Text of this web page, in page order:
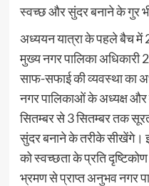
स्वच्छ और सुंदर बनाने के गुर
अध्ययन यात्रा के पहले बैच में
मुख्य नगर पालिका
साफ-सफाई की व्यवस्था का
नगर पालिकाओं के अध्यक्ष और
सितम्बर से 3 सितम्बर तक
सुंदर बनाने के तरीके सीखेंगे।
को स्वच्छता के प्रति
भ्रमण से प्राप्त अनुभव नगर